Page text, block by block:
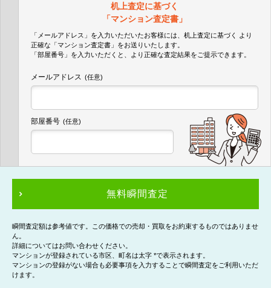
机上査定に基づく
「マンション査定書」
「メールアドレス」を入力いただいたお客様には、机上査定に基づく
より
正確な 「マンション査定書」 をお送りいたします。
「部屋番号」を入力いただくと、より正確な査定結果をご提示できます。
メールアドレス (任意)
部屋番号 (任意)
無料瞬間査定
瞬間査定額は参考値です。この価格での売却・買取をお約束するものではありませ
ん。
詳細についてはお問い合わせください。
マンションが登録されている市区、町名は太字 *で表示されます。
マンションの登録がない場合も必要事項を入力することで瞬間査定をご利用いただ
けます。